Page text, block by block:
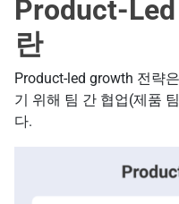
Product-
란
Product-led growth 전략
기 위해 팀 간 협업(제품
다.